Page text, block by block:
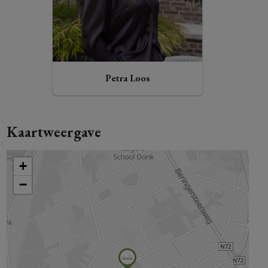
Petra Loos
Kaartweergave